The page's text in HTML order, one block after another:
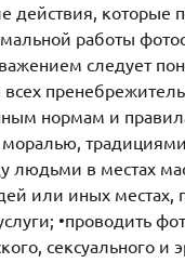
действия, которые
работы
следует
нормам и
людьми в местах
или иных местах,
•​проводить
сексуального и